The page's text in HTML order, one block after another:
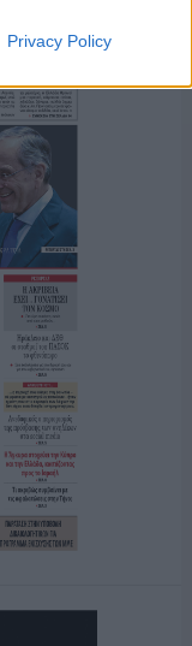
Privacy Policy